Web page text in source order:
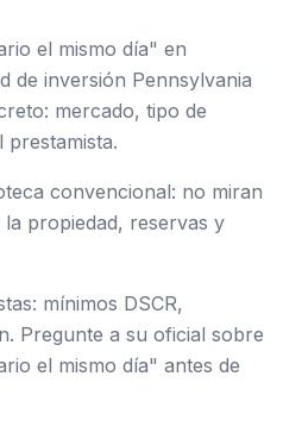
el mismo día" en
de inversión Pennsylvania
mercado, tipo de
prestamista.
convencional: no miran
propiedad, reservas y
mínimos DSCR,
Pregunte a su oficial sobre
el mismo día" antes de